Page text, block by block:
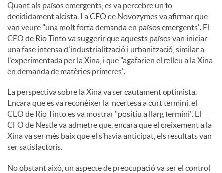
Quant als països emergents, es va percebre un to
decididament alcista. La CEO de Novozymes va afirmar que
van veure "una molt forta demanda en països emergents". El
CEO de Rio Tinto va suggerir que aquests països van iniciar
una fase intensa d'industrialització i urbanització, similar a
l'experimentada per la Xina, i que "agafarien el relleu a la Xina
en demanda de matèries primeres".
La perspectiva sobre la Xina va ser cautament optimista.
Encara que es va reconèixer la incertesa a curt termini, el
CEO de Rio Tinto es va mostrar "positiu a llarg termini". El
CFO de Nestlé va admetre que, encara que el creixement a la
Xina va ser més baix que el s’havia anticipat, els resultats van
ser satisfactoris.
No obstant això, un aspecte de preocupació va ser el control